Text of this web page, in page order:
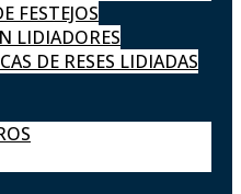
FESTEJOS
LIDIADORES
DE RESES LIDIADAS